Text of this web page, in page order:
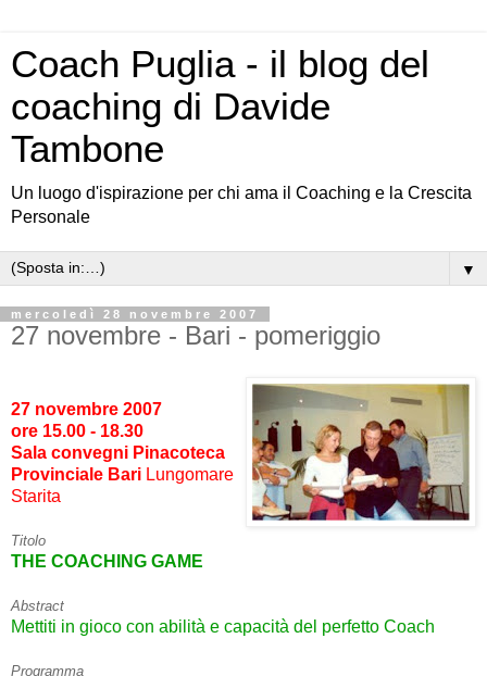
Coach Puglia - il blog del
coaching di Davide
Tambone
Un luogo d'ispirazione per chi ama il Coaching e la Crescita
Personale
▼
mercoledì 28 novembre 2007
27 novembre - Bari - pomeriggio
27 novembre 2007
ore 15.00 - 18.30
Sala convegni Pinacoteca
Provinciale Bari Lungomare
Starita
Titolo
THE COACHING GAME
Abstract
Mettiti in gioco con abilità e capacità del perfetto Coach
Programma